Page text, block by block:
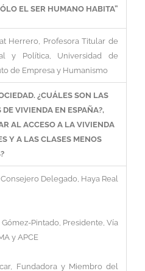
EL SER HUMANO HABITA”
Herrero, Profesora Titular de
y Política, Universidad de
de Empresa y Humanismo
¿CUÁLES SON LAS
DE VIVIENDA EN ESPAÑA?,
AL ACCESO A LA VIVIENDA
Y A LAS CLASES MENOS
Delegado, Haya Real
Gómez-Pintado, Presidente, Vía
y APCE
Fundadora y Miembro del